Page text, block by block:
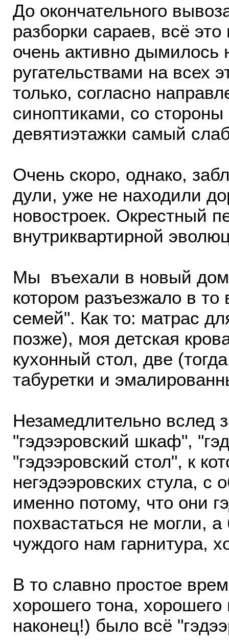
До окончательного
разборки сараев, всё
очень активно дымилось
ругательствами на всех
только, согласно
синоптиками, со
девятиэтажки самый
Очень скоро, однако,
дули, уже не находили
новостроек. Окрестный
внутриквартирной
Мы въехали в новый дом
котором разъезжало в
семей". Как то: матрас
позже), моя детская
кухонный стол, две
табуретки и
Незамедлительно вслед
"гэдээровский шкаф",
"гэдээровский стол", к
негэдээровских стула,
именно потому, что они
похвастаться не могли,
чуждого нам гарнитура,
В то славно простое
хорошего тона, хорошего
наконец!) было всё